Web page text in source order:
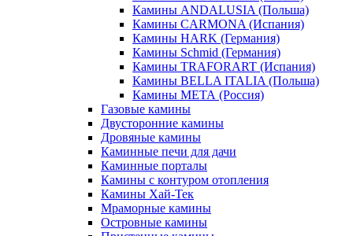
Камины ANDALUSIA (Польша)
Камины CARMONA (Испания)
Камины HARK (Германия)
Камины Schmid (Германия)
Камины TRAFORART (Испания)
Камины BELLA ITALIA (Польша)
Камины МЕТА (Россия)
Газовые камины
Двусторонние камины
Дровяные камины
Каминные печи для дачи
Каминные порталы
Камины с контуром отопления
Камины Хай-Тек
Мраморные камины
Островные камины